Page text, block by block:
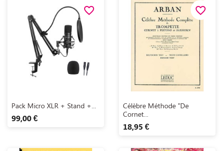
 Aperçu rapide
Pack Micro XLR + Stand +...
99,00 €
favorite_border
 Aperçu rapide
Célèbre Méthode "de
Cornet...
18,95 €
favorite_border